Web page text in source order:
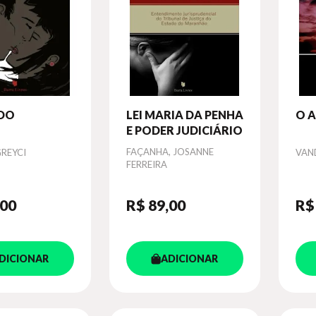
LEI MARIA DA PENHA
E PODER JUDICIÁRIO
Autor
FAÇANHA, JOSANNE
FERREIRA
R$ 89,00
ADICIONAR
O